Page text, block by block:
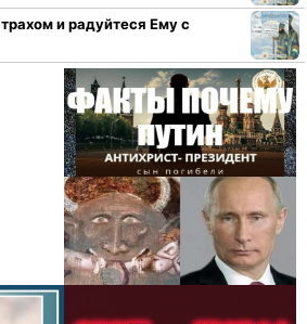
и радуйтеся Ему с